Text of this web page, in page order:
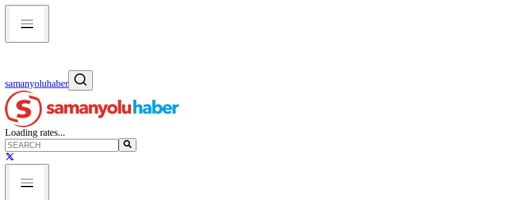
samanyoluhaber
Loading rates...